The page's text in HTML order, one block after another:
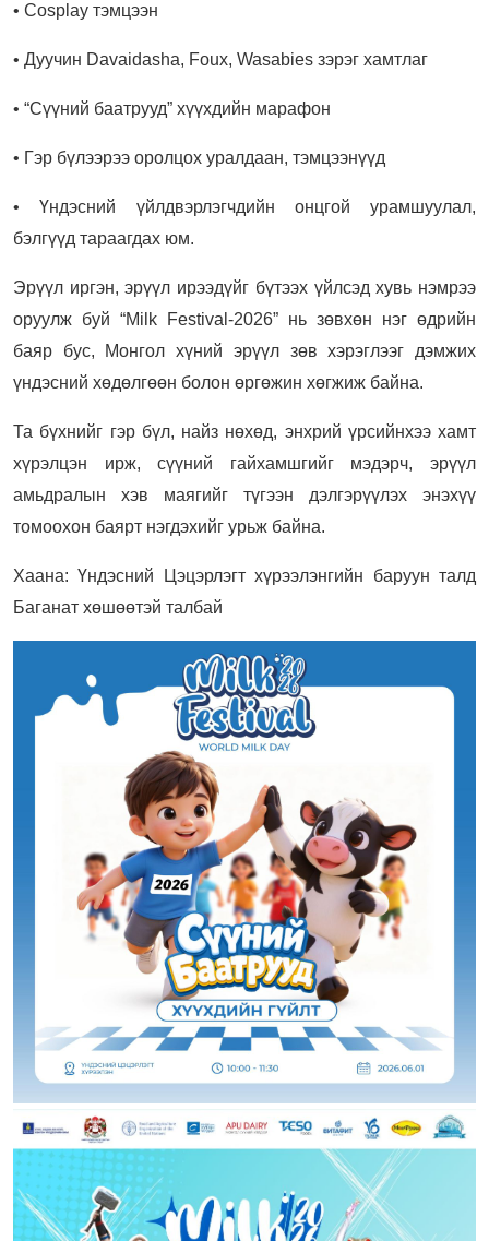
• Cosplay тэмцээн
• Дуучин Davaidasha, Foux, Wasabies зэрэг хамтлаг
• “Сүүний баатрууд” хүүхдийн марафон
• Гэр бүлээрээ оролцох уралдаан, тэмцээнүүд
• Үндэсний үйлдвэрлэгчдийн онцгой урамшуулал,
бэлгүүд тараагдах юм.
Эрүүл иргэн, эрүүл ирээдүйг бүтээх үйлсэд хувь нэмрээ
оруулж буй “Milk Festival-2026” нь зөвхөн нэг өдрийн
баяр бус, Монгол хүний эрүүл зөв хэрэглээг дэмжих
үндэсний хөдөлгөөн болон өргөжин хөгжиж байна.
Та бүхнийг гэр бүл, найз нөхөд, энхрий үрсийнхээ хамт
хүрэлцэн ирж, сүүний гайхамшгийг мэдэрч, эрүүл
амьдралын хэв маягийг түгээн дэлгэрүүлэх энэхүү
томоохон баярт нэгдэхийг урьж байна.
Хаана: Үндэсний Цэцэрлэгт хүрээлэнгийн баруун талд
Баганат хөшөөтэй талбай